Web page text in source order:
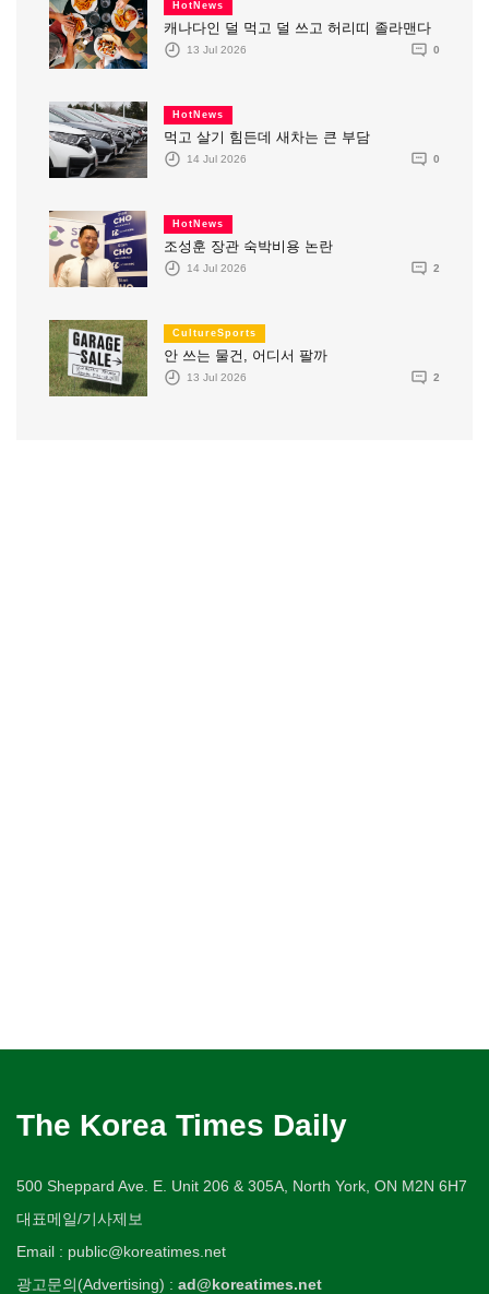
HotNews
캐나다인 덜 먹고 덜 쓰고 허리띠 졸라맨다
13 Jul 2026 0
HotNews
먹고 살기 힘든데 새차는 큰 부담
14 Jul 2026 0
HotNews
조성훈 장관 숙박비용 논란
14 Jul 2026 2
CultureSports
안 쓰는 물건, 어디서 팔까
13 Jul 2026 2
The Korea Times Daily
500 Sheppard Ave. E. Unit 206 & 305A, North York, ON M2N 6H7
대표메일/기사제보
Email : public@koreatimes.net
광고문의(Advertising) : ad@koreatimes.net